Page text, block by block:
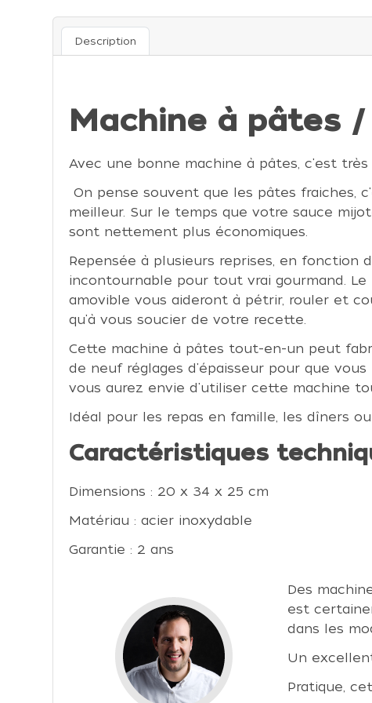
Description
Machine à pâtes
Avec une bonne machine à pâtes, c'est
On pense souvent que les pâtes
meilleur. Sur le temps que votre sauce
sont nettement plus économiques.
Repensée à plusieurs reprises, en
incontournable pour tout vrai gourmand.
amovible vous aideront à pétrir, rouler et
qu'à vous soucier de votre recette.
Cette machine à pâtes tout-en-un peut
de neuf réglages d'épaisseur pour que
vous aurez envie d'utiliser cette machine
Idéal pour les repas en famille, les dîners
Caractéristiques
Dimensions : 20 x 34 x 25 cm
Matériau : acier inoxydable
Garantie : 2 ans
Des
est
dans les
Un
Pratique,